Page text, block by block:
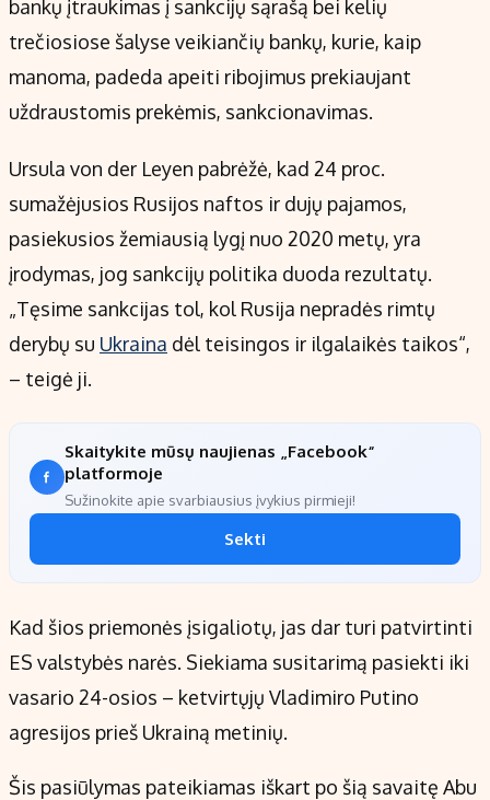
bankų įtraukimas į sankcijų sąrašą bei kelių
trečiosiose šalyse veikiančių bankų, kurie, kaip
manoma, padeda apeiti ribojimus prekiaujant
uždraustomis prekėmis, sankcionavimas.
Ursula von der Leyen pabrėžė, kad 24 proc.
sumažėjusios Rusijos naftos ir dujų pajamos,
pasiekusios žemiausią lygį nuo 2020 metų, yra
įrodymas, jog sankcijų politika duoda rezultatų.
„Tęsime sankcijas tol, kol Rusija nepradės rimtų
derybų su Ukraina dėl teisingos ir ilgalaikės taikos“,
– teigė ji.
Skaitykite mūsų naujienas „Facebook“
platformoje
Sužinokite apie svarbiausius įvykius pirmieji!
Sekti
Kad šios priemonės įsigaliotų, jas dar turi patvirtinti
ES valstybės narės. Siekiama susitarimą pasiekti iki
vasario 24-osios – ketvirtųjų Vladimiro Putino
agresijos prieš Ukrainą metinių.
Šis pasiūlymas pateikiamas iškart po šią savaitę Abu